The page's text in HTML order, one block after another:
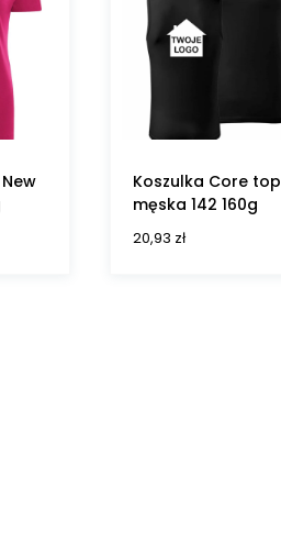
Koszulka Core top
męska 142 160g
20,93 zł